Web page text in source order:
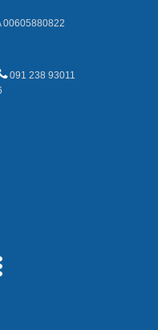
00605880822
091 238 93011